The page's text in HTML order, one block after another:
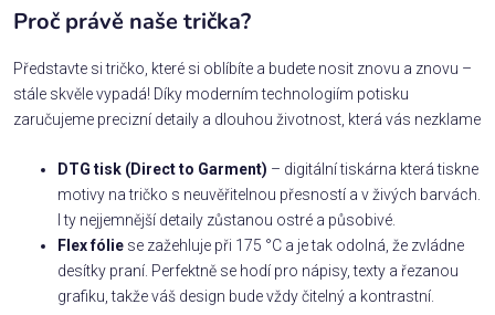
Proč právě naše trička?
Představte si tričko, které si oblíbíte a budete nosit znovu a znovu –
stále skvěle vypadá! Díky moderním technologiím potisku
zaručujeme precizní detaily a dlouhou životnost, která vás nezklame
DTG tisk (Direct to Garment) – digitální tiskárna která tiskne
motivy na tričko s neuvěřitelnou přesností a v živých barvách.
I ty nejjemnější detaily zůstanou ostré a působivé.
Flex fólie se zažehluje při 175 °C a je tak odolná, že zvládne
desítky praní. Perfektně se hodí pro nápisy, texty a řezanou
grafiku, takže váš design bude vždy čitelný a kontrastní.